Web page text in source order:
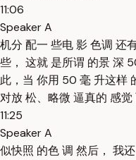
11:06
Speaker A
机分 配一 些电 影 色调 还
些， 这就 是所谓 的景 深
此，当 你用 50 毫 升这样
对放 松、略微 逼真的 感
11:25
Speaker A
似快照 的色 调 然后， 我